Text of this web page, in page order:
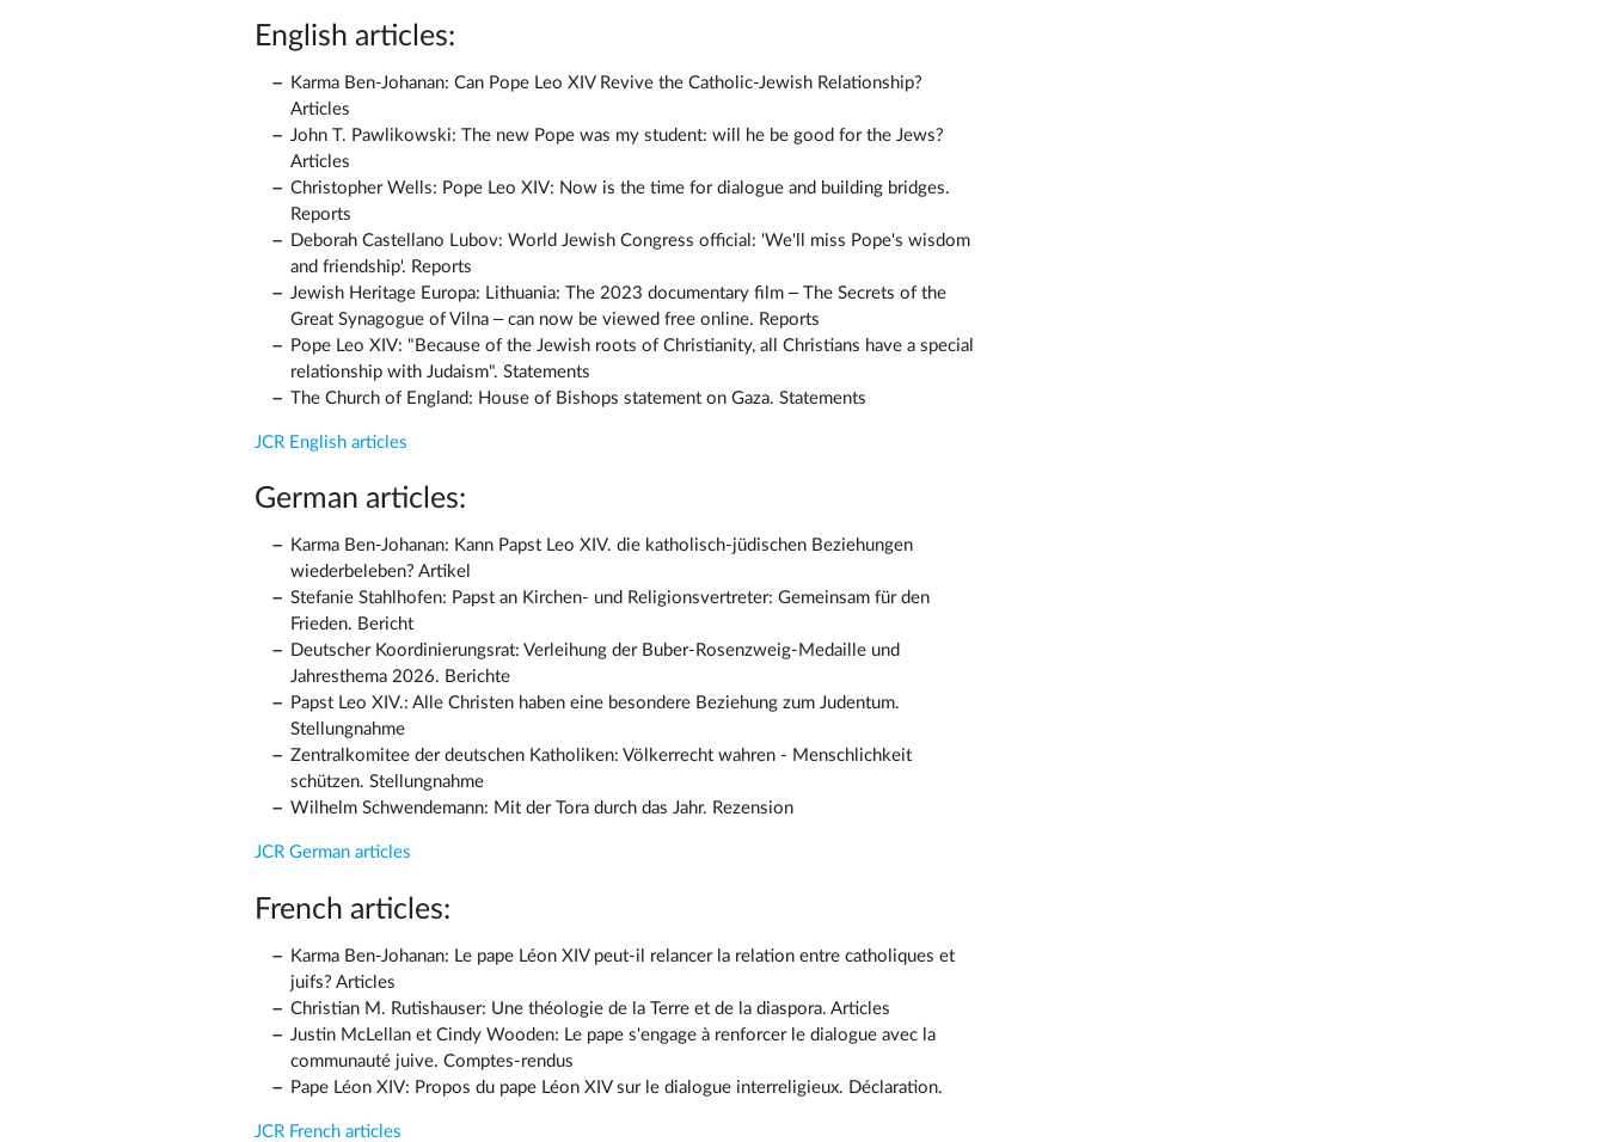
English articles:
Karma Ben-Johanan: Can Pope Leo XIV Revive the Catholic-Jewish Relationship?
Articles
John T. Pawlikowski: The new Pope was my student: will he be good for the Jews?
Articles
Christopher Wells: Pope Leo XIV: Now is the time for dialogue and building bridges.
Reports
Deborah Castellano Lubov: World Jewish Congress official: 'We'll miss Pope's wisdom
and friendship'. Reports
Jewish Heritage Europa: Lithuania: The 2023 documentary film – The Secrets of the
Great Synagogue of Vilna – can now be viewed free online. Reports
Pope Leo XIV: "Because of the Jewish roots of Christianity, all Christians have a special
relationship with Judaism". Statements
The Church of England: House of Bishops statement on Gaza. Statements
JCR English articles
German articles:
Karma Ben-Johanan: Kann Papst Leo XIV. die katholisch-jüdischen Beziehungen
wiederbeleben? Artikel
Stefanie Stahlhofen: Papst an Kirchen- und Religionsvertreter: Gemeinsam für den
Frieden. Bericht
Deutscher Koordinierungsrat: Verleihung der Buber-Rosenzweig-Medaille und
Jahresthema 2026. Berichte
Papst Leo XIV.: Alle Christen haben eine besondere Beziehung zum Judentum.
Stellungnahme
Zentralkomitee der deutschen Katholiken: Völkerrecht wahren - Menschlichkeit
schützen. Stellungnahme
Wilhelm Schwendemann: Mit der Tora durch das Jahr. Rezension
JCR German articles
French articles:
Karma Ben-Johanan: Le pape Léon XIV peut-il relancer la relation entre catholiques et
juifs? Articles
Christian M. Rutishauser: Une théologie de la Terre et de la diaspora. Articles
Justin McLellan et Cindy Wooden: Le pape s'engage à renforcer le dialogue avec la
communauté juive. Comptes-rendus
Pape Léon XIV: Propos du pape Léon XIV sur le dialogue interreligieux. Déclaration.
JCR French articles